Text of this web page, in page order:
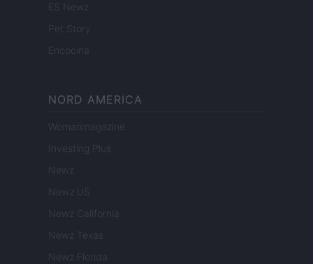
ES Newz
Pet Story
Encocina
NORD AMERICA
Womanmagazine
Investing Plus
Newz
Newz US
Newz California
Newz Texas
Newz Florida